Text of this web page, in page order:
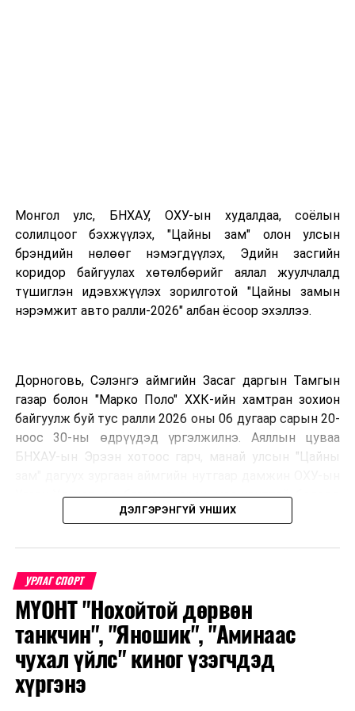
УНШСАН: 15596
ДАРААХ МЭДЭЭ
Монгол улс, БНХАУ, ОХУ-ын худалдаа, соёлын
солилцоог бэхжүүлэх, "Цайны зам" олон улсын
брэндийн нөлөөг нэмэгдүүлэх, Эдийн засгийн
коридор байгуулах хөтөлбөрийг аялал жуулчлалд
түшиглэн идэвхжүүлэх зорилготой "Цайны замын
нэрэмжит авто ралли-2026" албан ёсоор эхэллээ.
Дорноговь, Сэлэнгэ аймгийн Засаг даргын Тамгын
газар болон "Марко Поло" ХХК-ийн хамтран зохион
байгуулж буй тус ралли 2026 оны 06 дугаар сарын 20-
ноос 30-ны өдрүүдэд үргэлжилнэ. Аяллын цуваа
БНХАУ-ын Эрээн хотоос гарч, манай улсын "Цайны
Улаан-Үд хотноо барианд орох маршруттай бөгөөд
улс тус бүрээс авто спорт сонирхогч тамирчдын 10
хэвлэл мэдээллийн төлөөлөл оролцож байна.
Тус автомашинтай брэнд аяллыг зохион байгуулах
шийдвэрийг гурван орны Аялал жуулчлалын сайд
нарын 2025 онд Дархан-Уул аймагт хийсэн IX
уулзалтын үеэр гаргасан бөгөөд энэхүү санаачилгыг
Монголын улсын талаас ийнхүү ажил хэрэг болгож
ДЭЛГЭРЭНГҮЙ УНШИХ
УРЛАГ СПОРТ
МҮОНТ "Нохойтой дөрвөн
танкчин", "Яношик", "Аминаас
чухал үйлс" киног үзэгчдэд
хүргэнэ